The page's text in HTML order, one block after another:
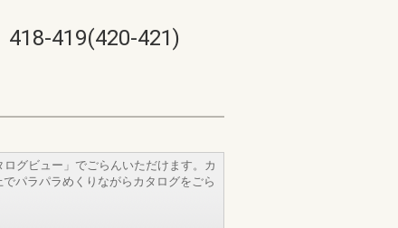
419(420-421)
グビュー」でごらんいただけます。カ
パラパラめくりながらカタログをごら